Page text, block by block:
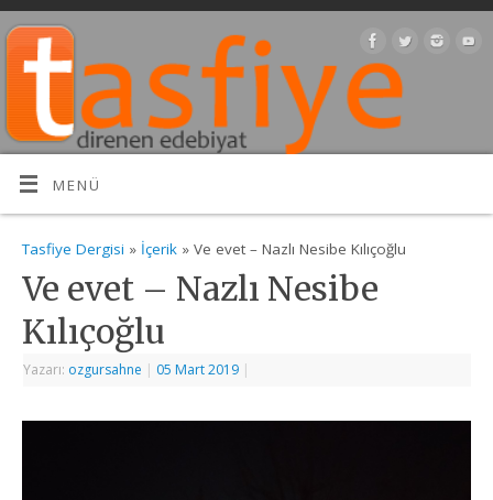
MENÜ
Tasfiye Dergisi » İçerik » Ve evet – Nazlı Nesibe Kılıçoğlu
Ve evet – Nazlı Nesibe
Kılıçoğlu
Yazarı: ozgursahne | 05 Mart 2019 |